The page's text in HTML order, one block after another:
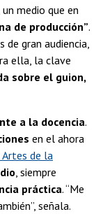
un medio que en
de producción”.
de gran audiencia,
ella, la clave
sobre el guion,
a la docencia.
en el ahora
de la
, siempre
práctica. “Me
señala.